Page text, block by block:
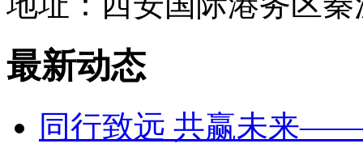
最新动态
同行致远 共赢未来